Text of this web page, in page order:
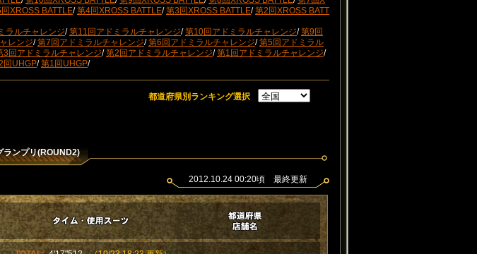
XROSS BATTLE/第4回XROSS BATTLE/第3回XROSS BATTLE/第2回XROSS BATT
ラルチャレンジ/第11回アドミラルチャレンジ/第10回アドミラルチャレンジ/第9回
レンジ/第7回アドミラルチャレンジ/第6回アドミラルチャレンジ/第5回アドミラル
3回アドミラルチャレンジ/第2回アドミラルチャレンジ/第1回アドミラルチャレンジ/
回UHGP/第1回UHGP/
都道府県別ランキング選択
ランプリ(ROUND2)
2012.10.24 00:20頃 最終更新